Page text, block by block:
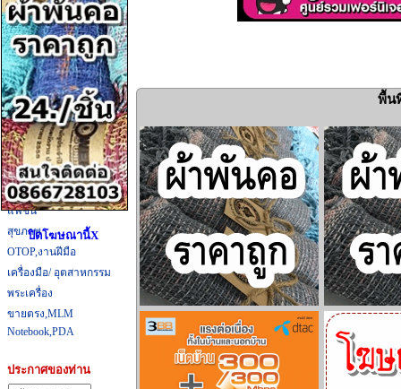
อสังหาริมทรัพย์
ยานพาหนะ
งาน
อุปกรณ์สื่อสาร
กล้องถ่ายรูป
Game,Entertain
ดนตรี,กีฬา,สัตว์เลี้ยง
การศึกษา,หนังสือ
เครื่องมือเครื่องใช้
ที่กิน,ที่เที่ยว«
แฟชั่น
สุขภาพ
OTOP,งานฝีมือ
เครื่องมือ/ อุตสาหกรรม
พระเครื่อง
ขายตรง,MLM
Notebook,PDA
ประกาศของท่าน
พื้น
ปิดโฆษณานี้X